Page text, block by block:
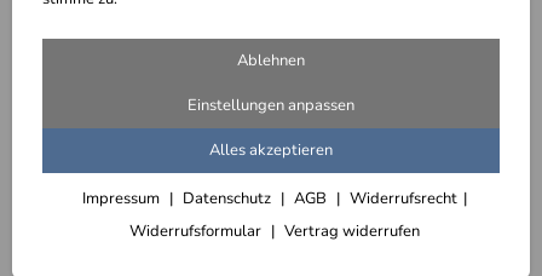
Ablehnen
Einstellungen anpassen
Alles akzeptieren
Impressum Datenschutz AGB
Widerrufsrecht
Widerrufsformular
Vertrag widerrufen
Winter-Zoo 2005 bis 2013
Winter-Zoo 2005 Winter-Zoo 2006 Winter-
Sortieren